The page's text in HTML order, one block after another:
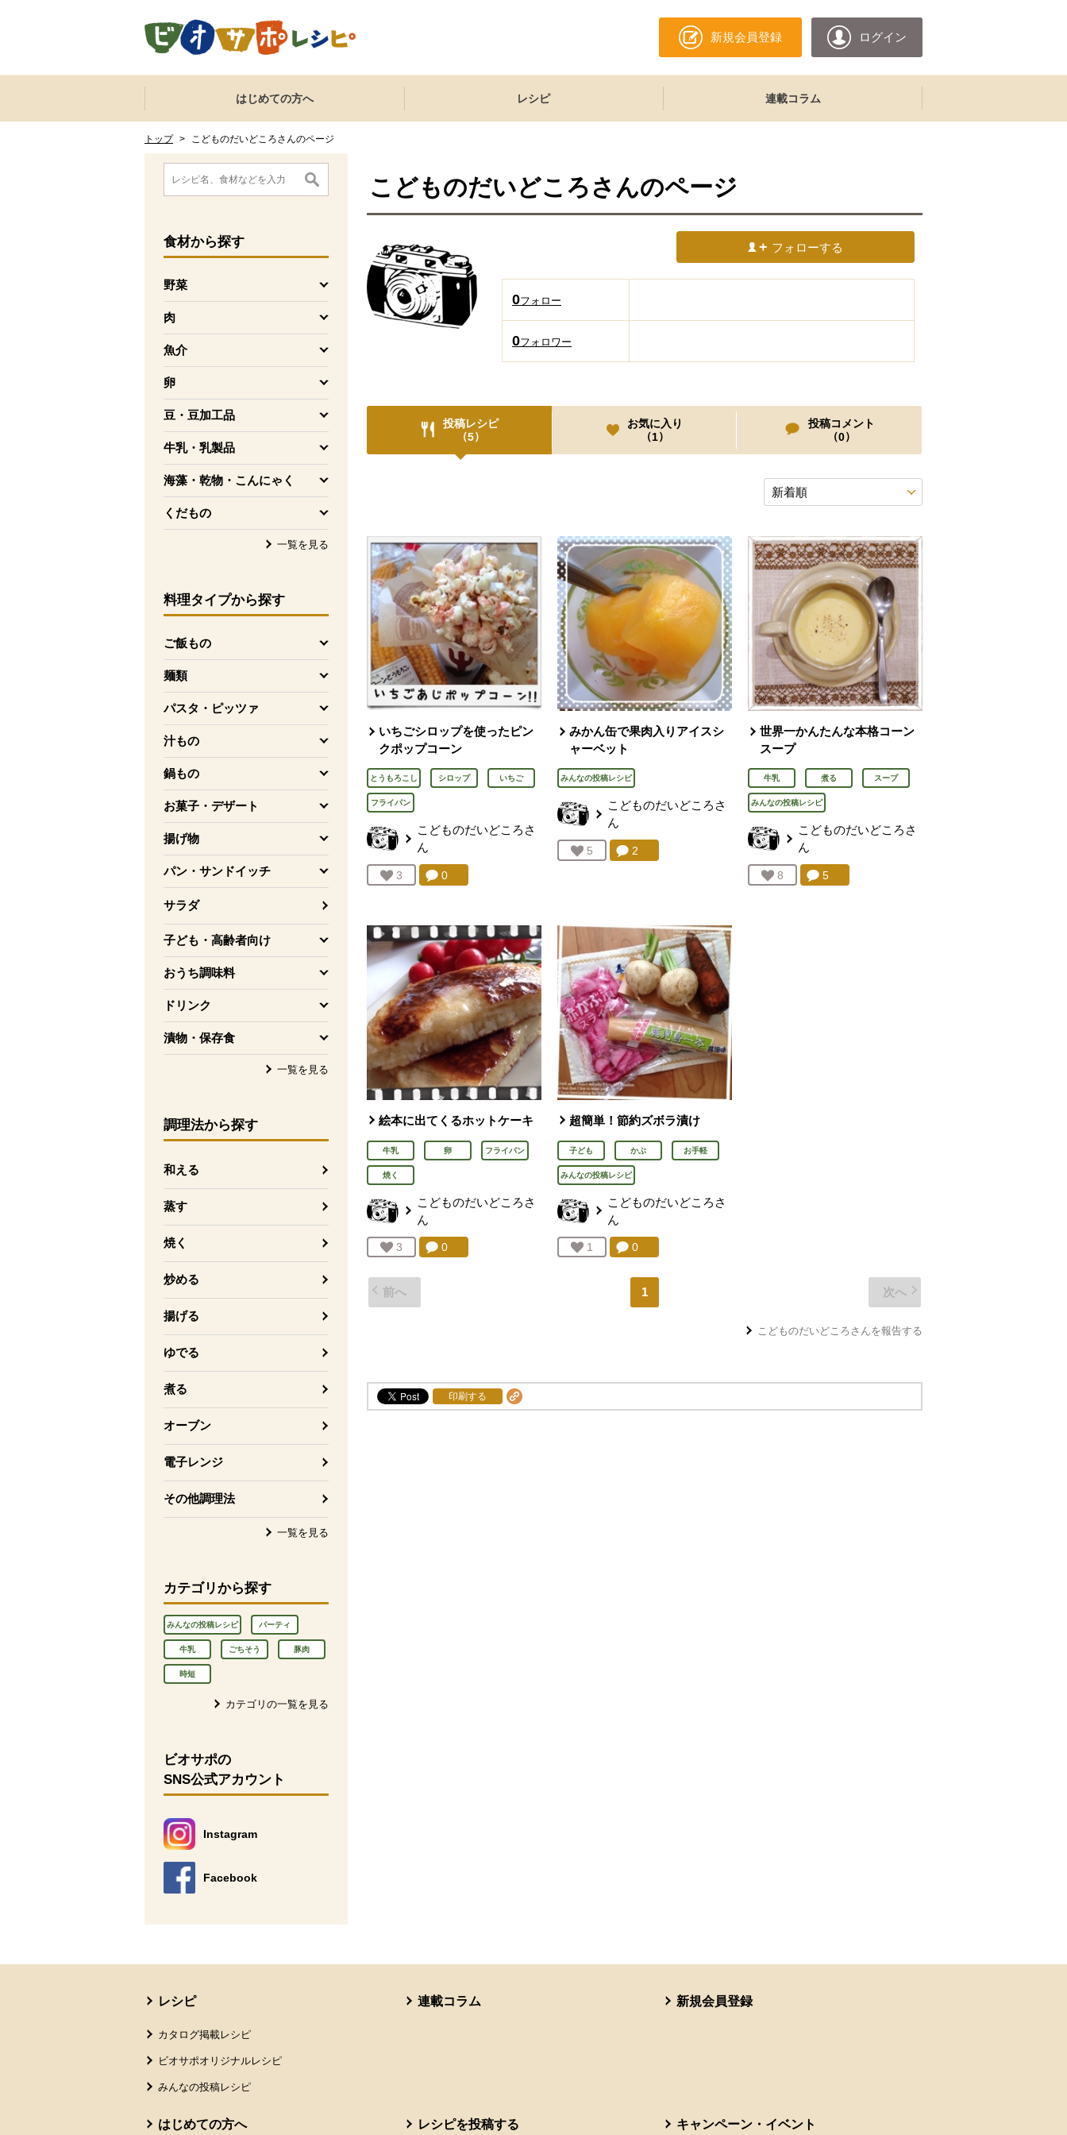
新規会員登録 ログイン
ここからサイト内共通メニューです。
サイト内共通メニューをスキップする
はじめての方へ レシピ 連載コラム
トップ > こどものだいどころさんのページ
ここから消費材検索メニューです。
食材から探す
野菜
を開く
肉
を開く
魚介
を開く
卵
を開く
豆・豆加工品
を開く
牛乳・乳製品
を開く
海藻・乾物・こんにゃく
を開く
くだもの
を開く
一覧を見る
料理タイプから探す
ご飯もの
を開く
麺類
を開く
パスタ・ピッツァ
を開く
汁もの
を開く
鍋もの
を開く
お菓子・デザート
を開く
揚げ物
を開く
パン・サンドイッチ
を開く
サラダ
子ども・高齢者向け
を開く
おうち調味料
を開く
ドリンク
を開く
漬物・保存食
を開く
一覧を見る
調理法から探す
和える
蒸す
焼く
炒める
揚げる
ゆでる
煮る
オーブン
電子レンジ
その他調理法
一覧を見る
カテゴリから探す
みんなの投稿レシピ パーティ
牛乳 ごちそう 豚肉
時短
カテゴリの一覧を見る
消費材検索メニューここまで。
ここから本文です。
ビオサポの
SNS公式アカウント
Instagram
別のウィンドウで開きます。
Facebook
別のウィンドウで開きます。
こどものだいどころ さんのページ
フォローする
0フォロー
0フォロワー
投稿レシピ
（5）
お気に入り
（1）
投稿コメント
（0）
いちごシロップを使ったピン
クポップコーン
とうもろこし シロップ いちご
フライパン
こどものだいどころ さ
ん
お気に入り登録：
3 人が登録コメント：
0
みかん缶で果肉入りアイスシ
ャーベット
みんなの投稿レシピ
こどものだいどころ さ
ん
お気に入り登録：
5 人が登録コメント：
2
世界一かんたんな本格コーン
スープ
牛乳 煮る スープ
みんなの投稿レシピ
こどものだいどころ さ
ん
お気に入り登録：
8 人が登録コメント：
5件。コメントを見る。
絵本に出てくるホットケーキ
牛乳 卵 フライパン
焼く
こどものだいどころ さ
ん
お気に入り登録：
3 人が登録コメント：
0
超簡単！節約ズボラ漬け
子ども かぶ お手軽
みんなの投稿レシピ
こどものだいどころ さ
ん
お気に入り登録：
1 人が登録コメント：
0件。コメントを見る。
前へ 1 次へ
こどものだいどころ さんを報告する
印刷する
レシピ
カタログ掲載レシピ
ビオサポオリジナルレシピ
みんなの投稿レシピ
連載コラム 新規会員登録
はじめての方へ レシピを投稿する キャンペーン・イベント